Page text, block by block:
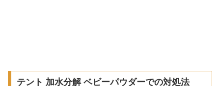
テント 加水分解 ベビーパウダーでの対処法